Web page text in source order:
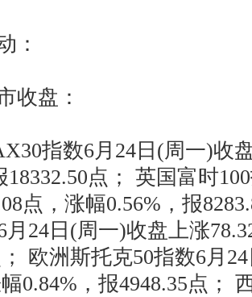
盘：
指数6月24日(周一)收盘
18332.50点； 英国富时
点，涨幅0.56%，报
月24日(周一)收盘上涨
欧洲斯托克50指数6月
0.84%，报4948.35点；